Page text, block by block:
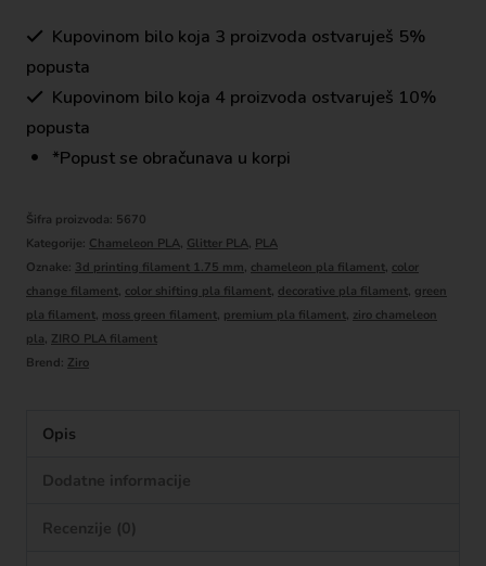
Kupovinom bilo koja 3 proizvoda ostvaruješ 5%
popusta
Kupovinom bilo koja 4 proizvoda ostvaruješ 10%
popusta
*Popust se obračunava u korpi
Šifra proizvoda: 5670
Kategorije: Chameleon PLA, Glitter PLA, PLA
Oznake: 3d printing filament 1.75 mm, chameleon pla filament, color
change filament, color shifting pla filament, decorative pla filament, green
pla filament, moss green filament, premium pla filament, ziro chameleon
pla, ZIRO PLA filament
Brend: Ziro
Opis
Dodatne informacije
Recenzije (0)